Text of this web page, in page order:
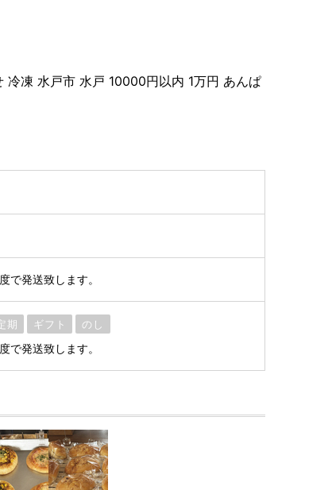
冷凍 水戸市 水戸 10000円以内 1万円 あんぱ
で発送致します。
期 ギフト のし
で発送致します。